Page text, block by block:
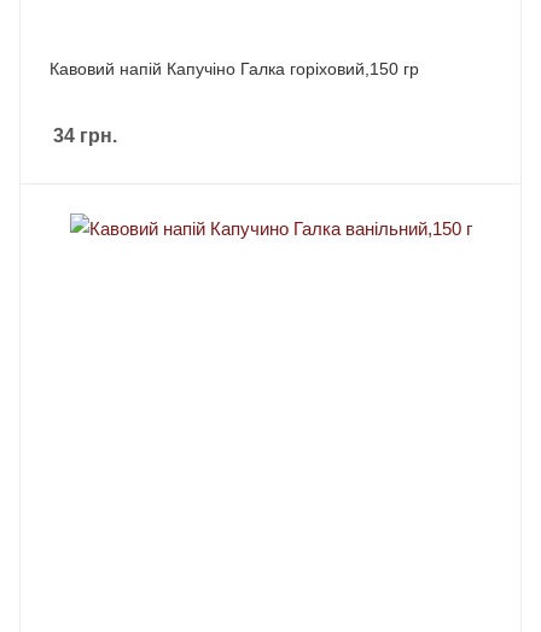
Кавовий напій Капучіно Галка горіховий,150 гр
34 грн.